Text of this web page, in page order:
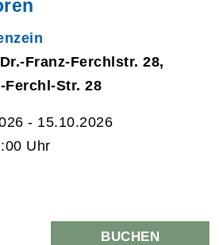
Franz-Ferchlstr. 28,
Ferchl-Str. 28
- 15.10.2026
Uhr
BUCHEN